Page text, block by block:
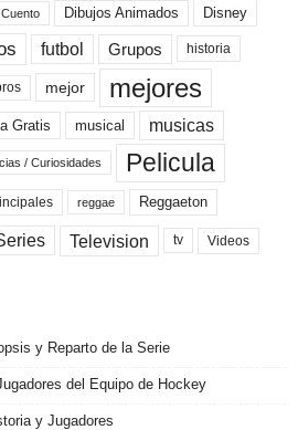
Cuento Dibujos Animados Disney
futbol Grupos historia
mejor mejores
Gratis musical musicas
/ Curiosidades Pelicula
reggae Reggaeton
Television tv Videos
y Reparto de la Serie
del Equipo de Hockey
y Jugadores